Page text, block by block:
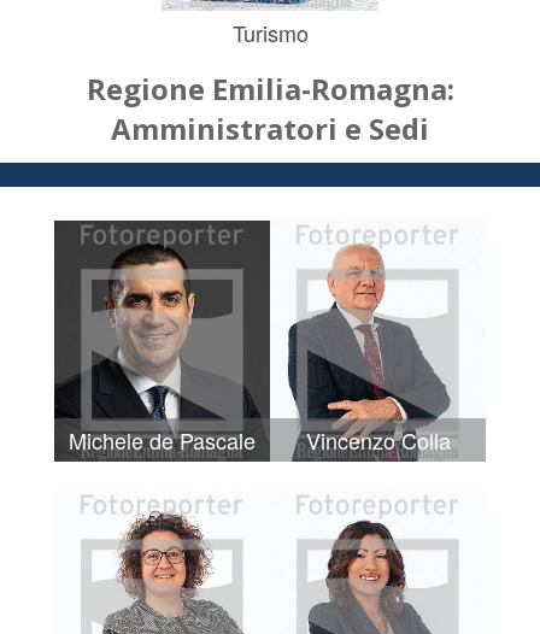
Turismo
Regione Emilia-Romagna:
Amministratori e Sedi
Michele de Pascale Vincenzo Colla